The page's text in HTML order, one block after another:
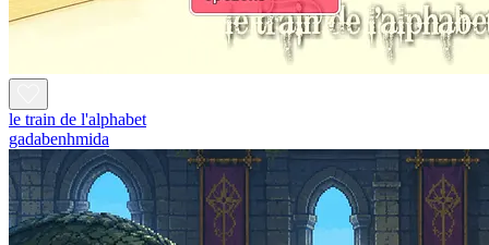
le train de l'alphabet
gadabenhmida